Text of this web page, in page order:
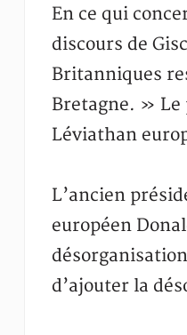
En ce qui
discours de
Britanniques
Bretagne. » Le
Léviathan
L’ancien
européen
d’ajouter la